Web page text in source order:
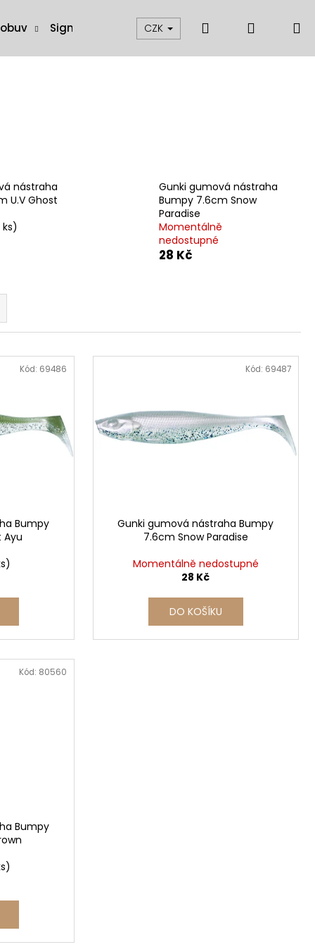
Signalizátory, swingery a čihátka Muškaření
CZK Hledat
nástraha
U.V Ghost
Gunki gumová nástraha
Bumpy 7.6cm Snow
Paradise
Momentálně
nedostupné
28 Kč
Bumpy
Ayu
Kód: 69486
Gunki gumová nástraha Bumpy
7.6cm Snow Paradise
Momentálně nedostupné
28 Kč
DO KOŠÍKU
Kód: 69487
Bumpy
Kód: 80560